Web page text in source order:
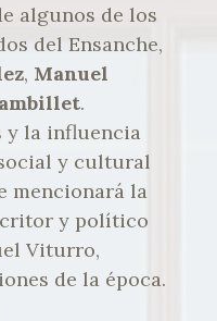
algunos de los
del Ensanche,
, Manuel
.
y la influencia
y cultural
mencionará la
y político
Viturro,
de la época.